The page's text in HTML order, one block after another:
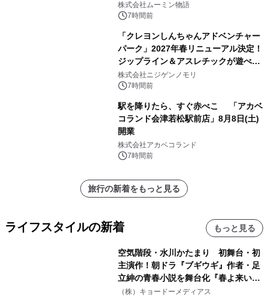
株式会社ムーミン物語
7時間前
「クレヨンしんちゃんアドベンチャー
パーク」2027年春リニューアル決定！
ジップライン＆アスレチックが遊べる
のは今年が最後！ 「ラスト！ドキがム
ネムネ～大作戦！」始動
株式会社ニジゲンノモリ
7時間前
駅を降りたら、すぐ赤べこ 「アカベ
コランド会津若松駅前店」8月8日(土)
開業
株式会社アカベコランド
7時間前
旅行の新着をもっと見る
ライフスタイルの新着 もっと見る
空気階段・水川かたまり 初舞台・初
主演作！朝ドラ『ブギウギ』作者・足
立紳の青春小説を舞台化『春よ来い、
マジで来い』キービジュアル解禁！
（株）キョードーメディアス